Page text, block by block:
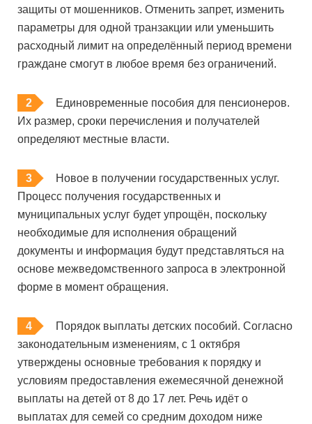
защиты от мошенников. Отменить запрет, изменить
параметры для одной транзакции или уменьшить
расходный лимит на определённый период времени
граждане смогут в любое время без ограничений.
Единовременные пособия для пенсионеров.
Их размер, сроки перечисления и получателей
определяют местные власти.
Новое в получении государственных услуг.
Процесс получения государственных и
муниципальных услуг будет упрощён, поскольку
необходимые для исполнения обращений
документы и информация будут представляться на
основе межведомственного запроса в электронной
форме в момент обращения.
Порядок выплаты детских пособий. Согласно
законодательным изменениям, с 1 октября
утверждены основные требования к порядку и
условиям предоставления ежемесячной денежной
выплаты на детей от 8 до 17 лет. Речь идёт о
выплатах для семей со средним доходом ниже